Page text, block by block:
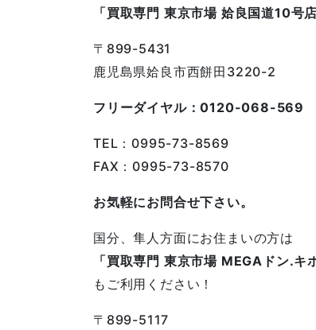
「買取専門 東京市場 姶良国道10号店
〒899-5431
鹿児島県姶良市西餅田3220-2
フリーダイヤル：0120-068-569
TEL：0995-73-8569
FAX：0995-73-8570
お気軽にお問合せ下さい。
国分、隼人方面にお住まいの方は
「買取専門 東京市場 MEGAドン.キ
もご利用ください！
〒899-5117